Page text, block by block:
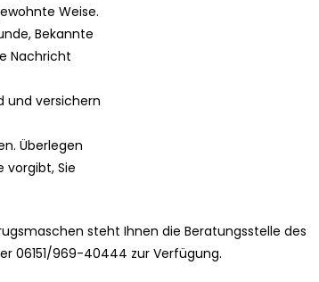
Weise.
Bekannte
Nachricht
und versichern
Überlegen
vorgibt, Sie
steht Ihnen die Beratungsstelle des
06151/969-40444 zur Verfügung.